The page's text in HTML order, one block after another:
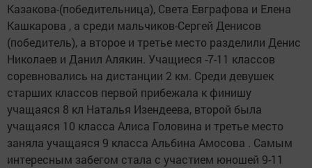
Казакова-(победительница), Света Евграфова и Елена
Кашкарова , а среди мальчиков-Сергей Денисов
(победитель), а второе и третье место разделили Денис
Николаев и Данил Алякин. Учащиеся -7-11 классов
соревновались на дистанции 2 км. Среди девушек
старших классов первой прибежала к финишу
учащаяся 8 кл Наталья Изендеева, второй была
учащаяся 10 класса Алиса Головина и третье место
заняла учащаяся 9 класса Альбина Амосова . Самым
интересным забегом стала с участием юношей 9-11